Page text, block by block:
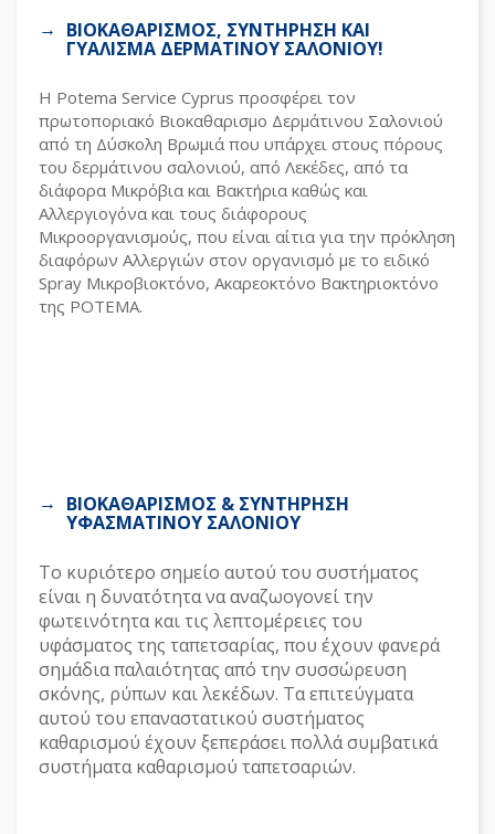
ΒΙΟΚΑΘΑΡΙΣΜΟΣ, ΣΥΝΤΗΡΗΣΗ ΚΑΙ
ΓΥΑΛΙΣΜΑ ΔΕΡΜΑΤΙΝΟΥ ΣΑΛΟΝΙΟΥ!
Η Potema Service Cyprus προσφέρει τον
πρωτοποριακό Βιοκαθαρισμο Δερμάτινου Σαλονιού
από τη Δύσκολη Βρωμιά που υπάρχει στους πόρους
του δερμάτινου σαλονιού, από Λεκέδες, από τα
διάφορα Μικρόβια και Βακτήρια καθώς και
Αλλεργιογόνα και τους διάφορους
Μικροοργανισμούς, που είναι αίτια για την πρόκληση
διαφόρων Αλλεργιών στον οργανισμό με το ειδικό
Spray Μικροβιοκτόνο, Ακαρεοκτόνο Βακτηριοκτόνο
της POTEMA.
ΒΙΟΚΑΘΑΡΙΣΜΟΣ & ΣΥΝΤΗΡΗΣΗ
ΥΦΑΣΜΑΤΙΝΟΥ ΣΑΛΟΝΙΟΥ
Το κυριότερο σημείο αυτού του συστήματος
είναι η δυνατότητα να αναζωογονεί την
φωτεινότητα και τις λεπτομέρειες του
υφάσματος της ταπετσαρίας, που έχουν φανερά
σημάδια παλαιότητας από την συσσώρευση
σκόνης, ρύπων και λεκέδων. Τα επιτεύγματα
αυτού του επαναστατικού συστήματος
καθαρισμού έχουν ξεπεράσει πολλά συμβατικά
συστήματα καθαρισμού ταπετσαριών.